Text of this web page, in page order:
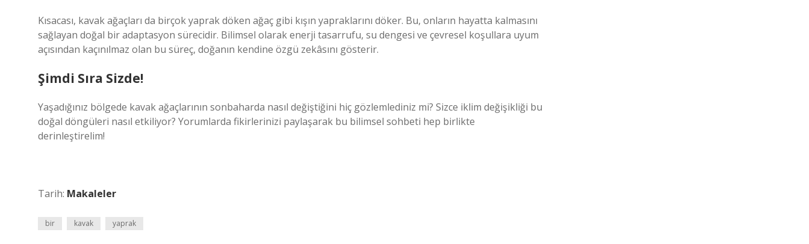
Kısacası, kavak ağaçları da birçok yaprak döken ağaç gibi kışın yapraklarını döker. Bu, onların hayatta kalmasını
sağlayan doğal bir adaptasyon sürecidir. Bilimsel olarak enerji tasarrufu, su dengesi ve çevresel koşullara uyum
açısından kaçınılmaz olan bu süreç, doğanın kendine özgü zekâsını gösterir.
Şimdi Sıra Sizde!
Yaşadığınız bölgede kavak ağaçlarının sonbaharda nasıl değiştiğini hiç gözlemlediniz mi? Sizce iklim değişikliği bu
doğal döngüleri nasıl etkiliyor? Yorumlarda fikirlerinizi paylaşarak bu bilimsel sohbeti hep birlikte
derinleştirelim!
Tarih: Makaleler
bir kavak yaprak